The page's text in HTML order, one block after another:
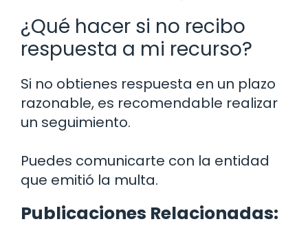
¿Qué hacer si no recibo
respuesta a mi recurso?
Si no obtienes respuesta en un plazo
razonable, es recomendable realizar
un seguimiento.
Puedes comunicarte con la entidad
que emitió la multa.
Publicaciones Relacionadas: